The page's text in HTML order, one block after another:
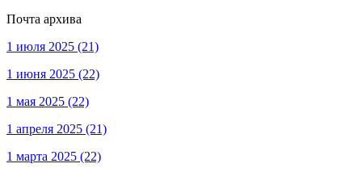
Почта архива
1 июля 2025 (21)
1 июня 2025 (22)
1 мая 2025 (22)
1 апреля 2025 (21)
1 марта 2025 (22)